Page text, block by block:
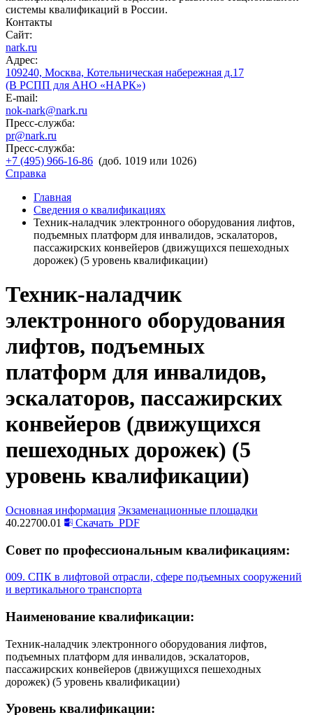
системы квалификаций в России.
Контакты
Сайт:
nark.ru
Адрес:
109240, Москва, Котельническая набережная д.17
(В РСПП для АНО «НАРК»)
E-mail:
nok-nark@nark.ru
Пресс-служба:
pr@nark.ru
Пресс-служба:
+7 (495) 966-16-86 (доб. 1019 или 1026)
Справка
Главная
Сведения о квалификациях
Техник-наладчик электронного оборудования лифтов,
подъемных платформ для инвалидов, эскалаторов,
пассажирских конвейеров (движущихся пешеходных
дорожек) (5 уровень квалификации)
Техник-наладчик
электронного оборудования
лифтов, подъемных
платформ для инвалидов,
эскалаторов, пассажирских
конвейеров (движущихся
пешеходных дорожек) (5
уровень квалификации)
Основная информация Экзаменационные площадки
40.22700.01
Скачать PDF
Совет по профессиональным квалификациям:
009. СПК в лифтовой отрасли, сфере подъемных сооружений
и вертикального транспорта
Наименование квалификации:
Техник-наладчик электронного оборудования лифтов,
подъемных платформ для инвалидов, эскалаторов,
пассажирских конвейеров (движущихся пешеходных
дорожек) (5 уровень квалификации)
Уровень квалификации: